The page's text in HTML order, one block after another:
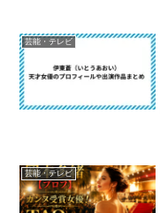
芸能・テレビ
芸能・テレビ